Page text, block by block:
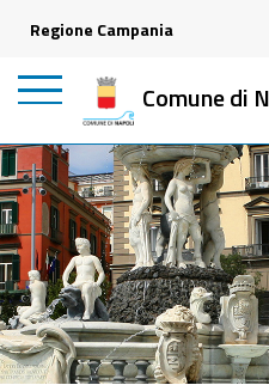
Regione Campania
Comune di